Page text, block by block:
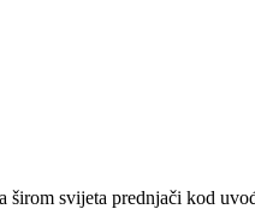
svijeta prednjači kod